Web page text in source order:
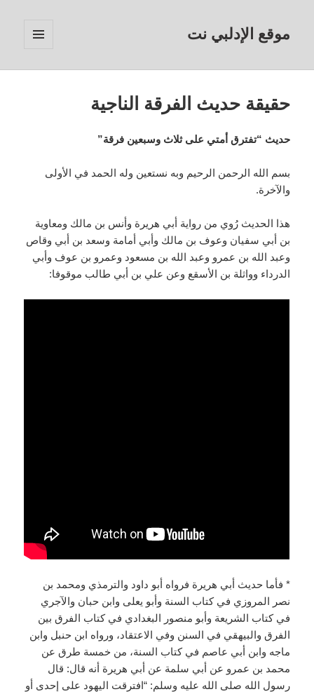
موقع الإدلبي نت
حقيقة حديث الفرقة الناجية
حديث “تفترق أمتي على ثلاث وسبعين فرقة”
بسم الله الرحمن الرحيم وبه نستعين وله الحمد في الأولى
والآخرة.
هذا الحديث رُوي من رواية أبي هريرة وأنس بن مالك ومعاوية
بن أبي سفيان وعوف بن مالك وأبي أمامة وسعد بن أبي وقاص
وعبد الله بن عمرو وعبد الله بن مسعود وعمرو بن عوف وأبي
الدرداء وواثلة بن الأسقع وعن علي بن أبي طالب موقوفا:
* فأما حديث أبي هريرة فرواه أبو داود والترمذي ومحمد بن
نصر المروزي في كتاب السنة وأبو يعلى وابن حبان والآجري
في كتاب الشريعة وأبو منصور البغدادي في كتاب الفرق بين
الفرق والبيهقي في السنن وفي الاعتقاد، ورواه ابن حنبل وابن
ماجه وابن أبي عاصم في كتاب السنة، من خمسة طرق عن
محمد بن عمرو عن أبي سلمة عن أبي هريرة أنه قال: قال
رسول الله صلى الله عليه وسلم: “افترقت اليهود على إحدى أو